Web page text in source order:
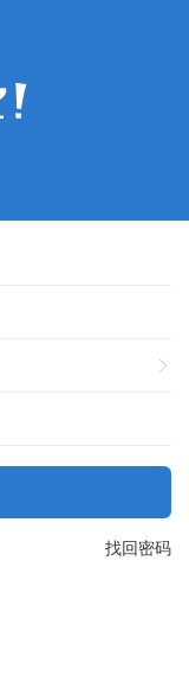
找回密码